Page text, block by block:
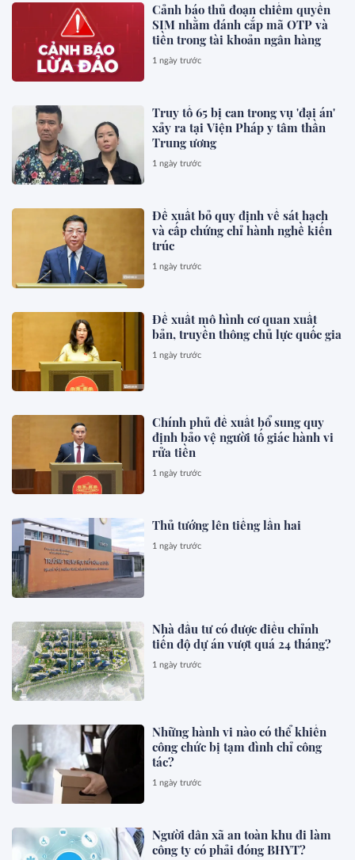
Cảnh báo thủ đoạn chiếm quyền
SIM nhằm đánh cắp mã OTP và
tiền trong tài khoản ngân hàng
1 ngày trước
Truy tố 65 bị can trong vụ 'đại án'
xảy ra tại Viện Pháp y tâm thần
Trung ương
1 ngày trước
Đề xuất bỏ quy định về sát hạch
và cấp chứng chỉ hành nghề kiến
trúc
1 ngày trước
Đề xuất mô hình cơ quan xuất
bản, truyền thông chủ lực quốc gia
1 ngày trước
Chính phủ đề xuất bổ sung quy
định bảo vệ người tố giác hành vi
rửa tiền
1 ngày trước
Thủ tướng lên tiếng lần hai
1 ngày trước
Nhà đầu tư có được điều chỉnh
tiến độ dự án vượt quá 24 tháng?
1 ngày trước
Những hành vi nào có thể khiến
công chức bị tạm đình chỉ công
tác?
1 ngày trước
Người dân xã an toàn khu đi làm
công ty có phải đóng BHYT?